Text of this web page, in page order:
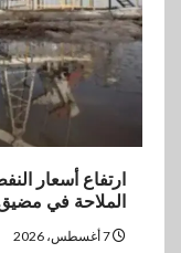
ارتفاع أسعار
الملاحة في